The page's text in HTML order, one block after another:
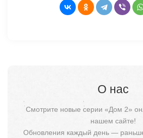
О нас
Смотрите новые серии «Дом 2»
нашем сайте!
Обновления каждый день —